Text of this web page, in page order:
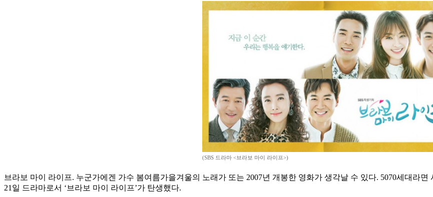
(SBS 드라마 <브라보 마이 라이프>)
브라보 마이 라이프. 누군가에겐 가수 봄여름가을겨울의 노래가 또는 2007년 개봉한 영화가 생각날 수 있다. 5070세대라
21일 드라마로서 ‘브라보 마이 라이프’가 탄생했다.